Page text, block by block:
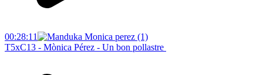
00:28:11
T5xC13 - Mònica Pérez - Un bon pollastre